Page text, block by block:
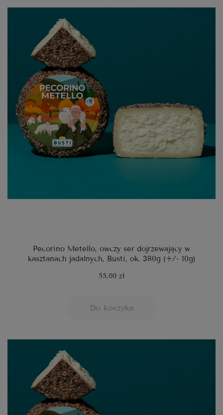
Pecorino Metello, owczy ser dojrzewający w
kasztanach jadalnych, Busti, ok. 380g (+/- 10g)
55,00 zł
Do koszyka